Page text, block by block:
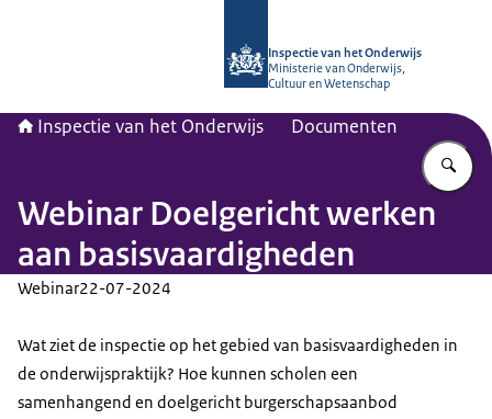
Inspectie van het Onderwijs
Ministerie van Onderwijs,
Cultuur en Wetenschap
Inspectie van het Onderwijs Documenten
Webinar Doelgericht werken
aan basisvaardigheden
Webinar22-07-2024
Wat ziet de inspectie op het gebied van basisvaardigheden in
de onderwijspraktijk? Hoe kunnen scholen een
samenhangend en doelgericht burgerschapsaanbod